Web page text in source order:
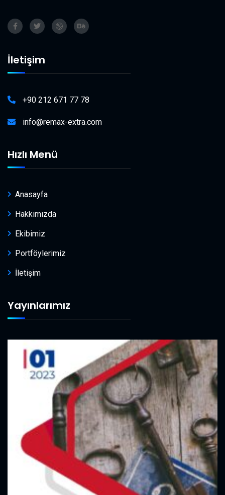
İletişim
+90 212 671 77 78
info@remax-extra.com
Hızlı Menü
Anasayfa
Hakkımızda
Ekibimiz
Portföylerimiz
İletişim
Yayınlarımız